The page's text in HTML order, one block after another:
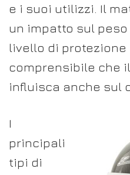
e i suoi utilizzi. Il
un impatto sul
livello di protezione
comprensibile che
influisca anche sul
I
principali
tipi di